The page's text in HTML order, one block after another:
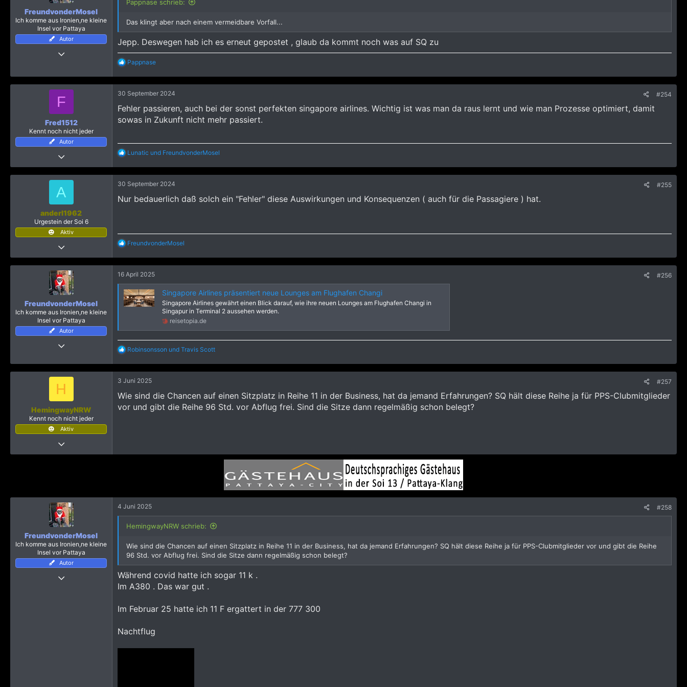
FreundvonderMosel
Ich komme aus Ironien,ne kleine
Insel vor Pattaya
Autor
23.983
Mein(e) Bericht(e)
Pappnase schrieb:
Das klingt aber nach einem vermeidbare Vorfall...
Jepp. Deswegen hab ich es erneut gepostet , glaub da kommt noch was auf SQ zu
R
a
k
t
o
n
:
Pappnase
F
Fred1512
Kennt noch nicht jeder
Autor
18 August 2024
37
30 September 2024 #254
Fehler passieren, auch bei der sonst perfekten singapore airlines. Wichtig ist was man da raus lernt und wie man Prozesse optimiert, damit
sowas in Zukunft nicht mehr passiert.
R
a
k
t
o
:
Lunatic und FreundvonderMosel
A
anderl1962
Urgestein der Soi 6
Aktiv
21 August 2019
3.321
30 September 2024 #255
Nur bedauerlich daß solch ein "Fehler" diese Auswirkungen und Konsequenzen ( auch für die Passagiere ) hat.
R
a
k
t
i
o
n
e
FreundvonderMosel
FreundvonderMosel
Ich komme aus Ironien,ne kleine
Insel vor Pattaya
Autor
Mein(e) Bericht(e)
16 April 2025 #256
Singapore Airlines präsentiert neue Lounges am Flughafen Changi
Singapore Airlines gewährt einen Blick darauf, wie ihre neuen Lounges am Flughafen Changi in
Singapur in Terminal 2 aussehen werden.
reisetopia.de
R
a
k
t
o
n
Robinsonsson und Travis Scott
H
HemingwayNRW
Kennt noch nicht jeder
Aktiv
57
3 Juni 2025 #257
Wie sind die Chancen auf einen Sitzplatz in Reihe 11 in der Business, hat da jemand Erfahrungen? SQ hält diese Reihe ja für PPS-Clubmitglieder
vor und gibt die Reihe 96 Std. vor Abflug frei. Sind die Sitze dann regelmäßig schon belegt?
FreundvonderMosel
Ich komme aus Ironien,ne kleine
Insel vor Pattaya
Autor
4 Juni 2025 #258
HemingwayNRW schrieb:
Wie sind die Chancen auf einen Sitzplatz in Reihe 11 in der Business, hat da jemand Erfahrungen? SQ hält diese Reihe ja für PPS-Clubmitglieder vor und gibt die Reihe
96 Std. vor Abflug frei. Sind die Sitze dann regelmäßig schon belegt?
Während covid hatte ich sogar 11 k .
Im A380 . Das war gut .
Im Februar 25 hatte ich 11 F ergattert in der 777 300
Nachtflug